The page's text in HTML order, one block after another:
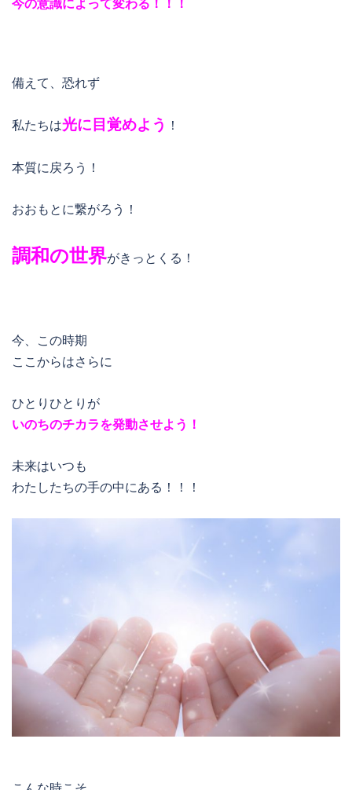
今の意識によって変わる！！！
備えて、恐れず
私たちは光に目覚めよう ！
本質に戻ろう！
おおもとに繋がろう！
調和の世界がきっとくる！
今、この時期
ここからはさらに
ひとりひとりが
いのちのチカラを発動させよう！
未来はいつも
わたしたちの手の中にある！！！